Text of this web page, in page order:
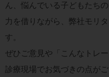
ん、悩んでいる子どもたち
力を借りながら、弊社モリ
す。
ぜひご意見や「こんなトレ
診療現場でお気づきの点が